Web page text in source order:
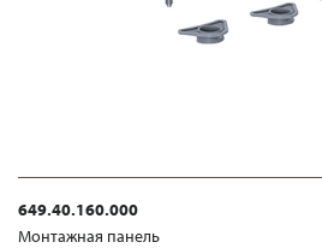
649.40.160.000
Mонтажная панель